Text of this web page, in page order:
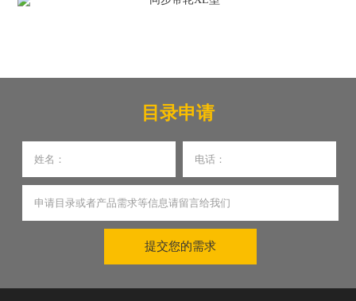
目录申请
提交您的需求